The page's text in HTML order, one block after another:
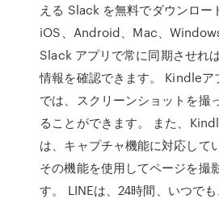
える Slack を無料でダウンロー
iOS、Android、Mac、
Slack アプリで常に同期させれ
情報を確認できます。 Kindle
では、スクリーンショットを撮
ることができます。 また、
は、キャプチャ機能に対応して
その機能を使用してページを撮
す。 ‎LINEは、24時間、いつで